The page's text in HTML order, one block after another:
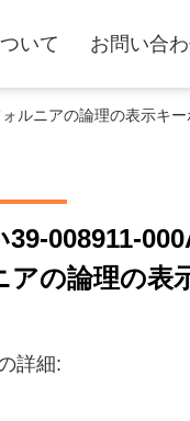
いて お問い合
ルニアの論理の表示キー
39-008911-
アの論理の表
詳細: